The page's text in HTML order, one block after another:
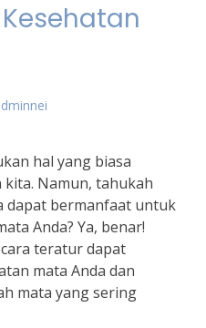
hal yang biasa
Namun, tahukah
dapat bermanfaat untuk
Anda? Ya, benar!
teratur dapat
mata Anda dan
mata yang sering